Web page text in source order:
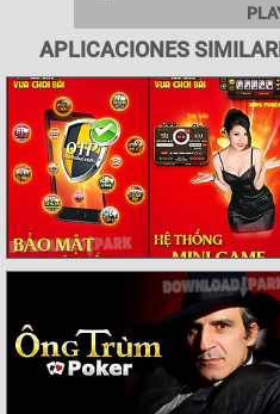
APLICACIONES